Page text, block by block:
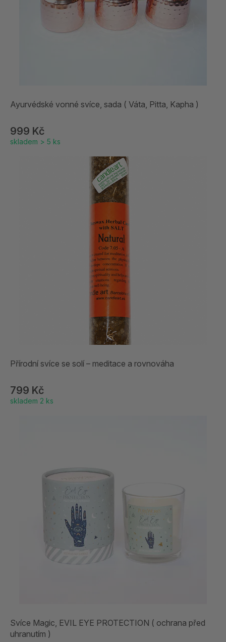
Ayurvédské vonné svíce, sada ( Váta, Pitta, Kapha )
999 Kč
skladem > 5 ks
Přírodní svíce se solí – meditace a rovnováha
799 Kč
skladem 2 ks
Svíce Magic, EVIL EYE PROTECTION ( ochrana před
uhranutím )